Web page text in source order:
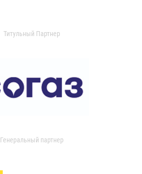
Титульный Партнер
Генеральный партнер